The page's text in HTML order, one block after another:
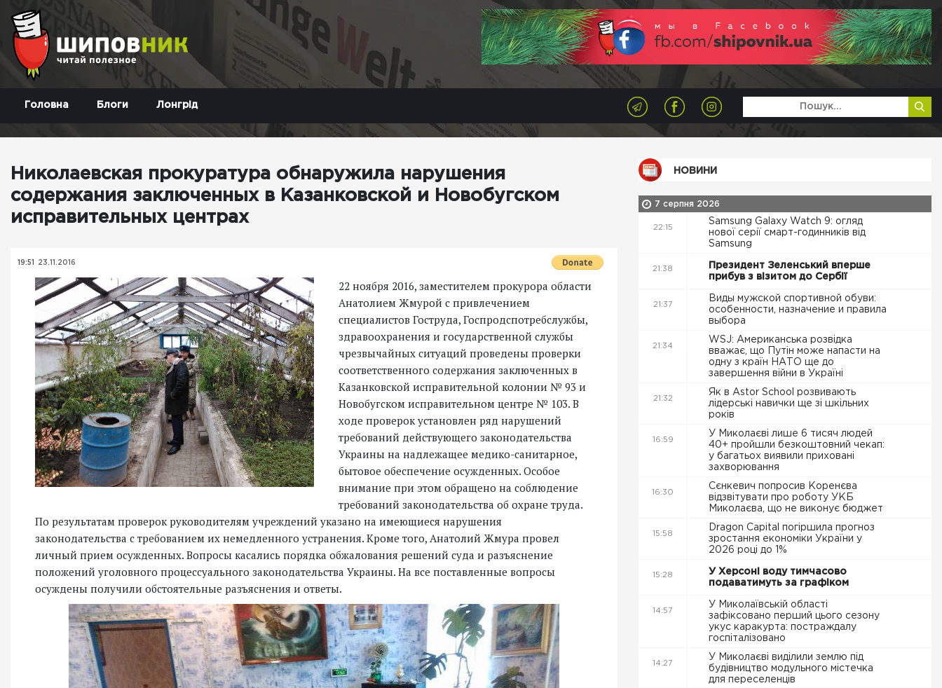
Головна Блоги Лонгрід
Николаевская прокуратура обнаружила нарушения
содержания заключенных в Казанковской и Новобугском
исправительных центрах
19:51 23.11.2016
22 ноября 2016, заместителем прокурора области
Анатолием Жмурой с привлечением
специалистов Гоструда, Госпродспотребслужбы,
здравоохранения и государственной службы
чрезвычайных ситуаций проведены проверки
соответственного содержания заключенных в
Казанковской исправительной колонии № 93 и
Новобугском исправительном центре № 103. В
ходе проверок установлен ряд нарушений
требований действующего законодательства
Украины на надлежащее медико-санитарное,
бытовое обеспечение осужденных. Особое
внимание при этом обращено на соблюдение
требований законодательства об охране труда.
По результатам проверок руководителям учреждений указано на имеющиеся нарушения
законодательства с требованием их немедленного устранения. Кроме того, Анатолий Жмура провел
личный прием осужденных. Вопросы касались порядка обжалования решений суда и разъяснение
положений уголовного процессуального законодательства Украины. На все поставленные вопросы
осуждены получили обстоятельные разъяснения и ответы.
НОВИНИ
7 серпня 2026
22:15
Samsung Galaxy Watch 9: огляд
нової серії смарт-годинників від
Samsung
21:38
Президент Зеленський вперше
прибув з візитом до Сербії
21:37
Виды мужской спортивной обуви:
особенности, назначение и правила
выбора
21:34
WSJ: Американська розвідка
вважає, що Путін може напасти на
одну з країн НАТО ще до
завершення війни в Україні
21:32
Як в Astor School розвивають
лідерські навички ще зі шкільних
років
16:59
У Миколаєві лише 6 тисяч людей
40+ пройшли безкоштовний чекап:
у багатьох виявили приховані
захворювання
16:30
Сєнкевич попросив Коренєва
відзвітувати про роботу УКБ
Миколаєва, що не виконує бюджет
15:58
Dragon Capital погіршила прогноз
зростання економіки України у
2026 році до 1%
15:28
У Херсоні воду тимчасово
подаватимуть за графіком
14:57
У Миколаївській області
зафіксовано перший цього сезону
укус каракурта: постраждалу
госпіталізовано
14:27
У Миколаєві виділили землю під
будівництво модульного містечка
для переселенців